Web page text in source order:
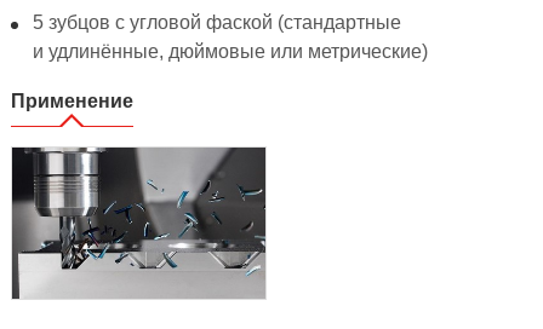
5 зубцов с угловой фаской (стандартные
и удлинённые, дюймовые или метрические)
Применение